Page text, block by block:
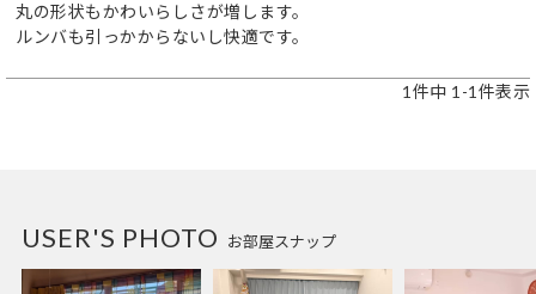
丸の形状もかわいらしさが増します。
ルンバも引っかからないし快適です。
1 件中 1 -1 件表示
お部屋スナップ
USER'S PHOTO